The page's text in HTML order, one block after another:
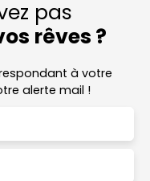
pas
rêves ?
à votre
alerte mail !